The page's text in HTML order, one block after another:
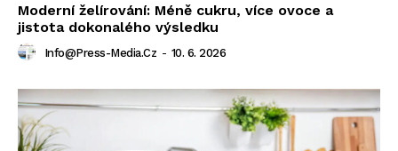
Moderní želírování: Méně cukru, více ovoce a
jistota dokonalého výsledku
Info@press-Media.cz - 10. 6. 2026